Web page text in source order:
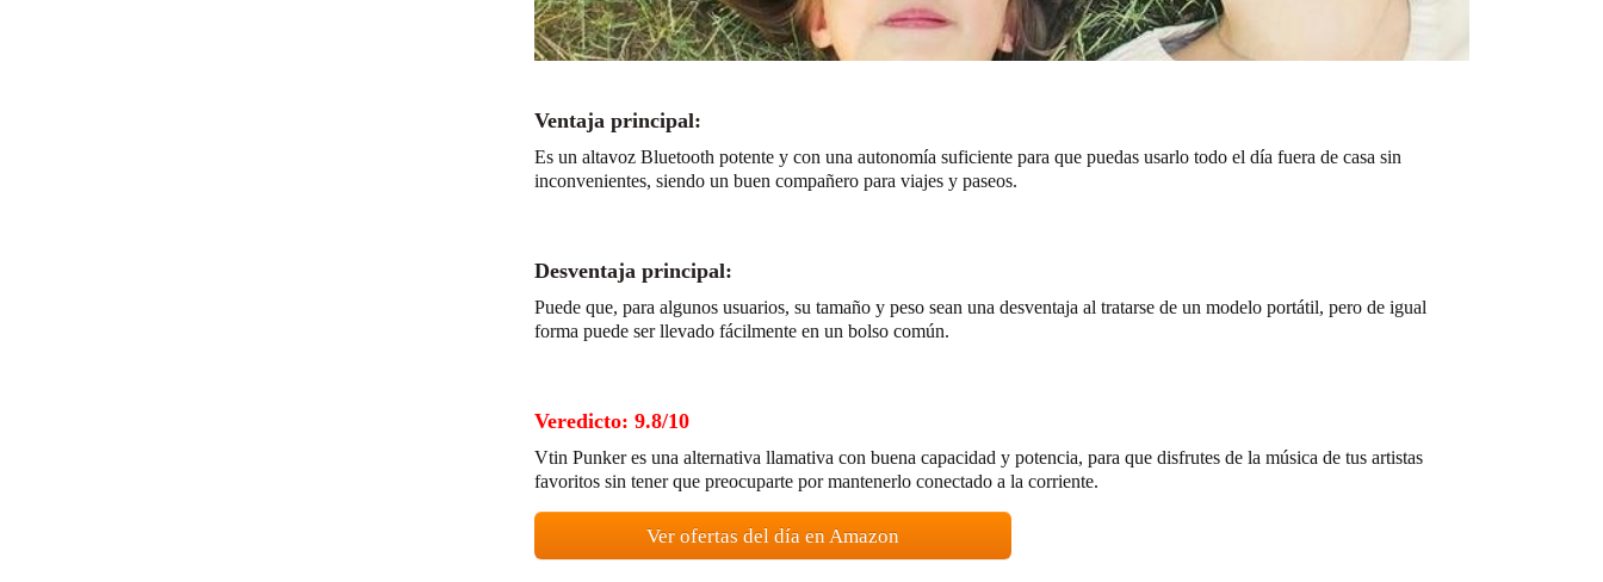
Ventaja principal:
Es un altavoz Bluetooth potente y con una autonomía suficiente para que puedas usarlo todo el día fuera de casa sin
inconvenientes, siendo un buen compañero para viajes y paseos.
Desventaja principal:
Puede que, para algunos usuarios, su tamaño y peso sean una desventaja al tratarse de un modelo portátil, pero de igual
forma puede ser llevado fácilmente en un bolso común.
Veredicto: 9.8/10
Vtin Punker es una alternativa llamativa con buena capacidad y potencia, para que disfrutes de la música de tus artistas
favoritos sin tener que preocuparte por mantenerlo conectado a la corriente.
Ver ofertas del día en Amazon